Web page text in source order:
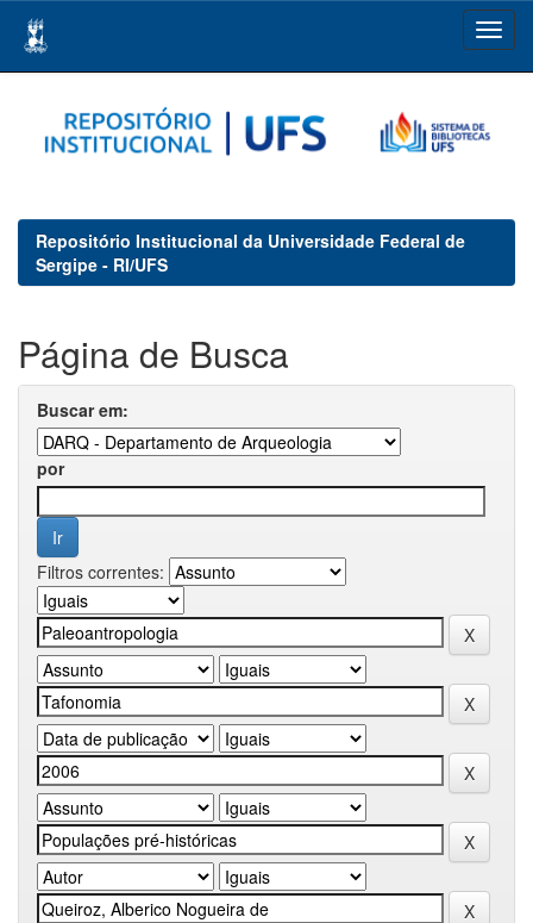
navigation
Repositório Institucional da Universidade Federal de
Sergipe - RI/UFS
Página de Busca
Buscar em:
por
Filtros correntes: